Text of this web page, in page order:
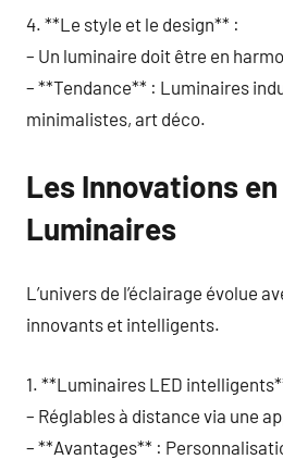
4. **Le style et le design** :
– Un luminaire doit être en
– **Tendance** : Luminaires
minimalistes, art déco.
Les Innovations
Luminaires
L’univers de l’éclairage évolue
innovants et intelligents.
1. **Luminaires LED
– Réglables à distance via une
– **Avantages** :